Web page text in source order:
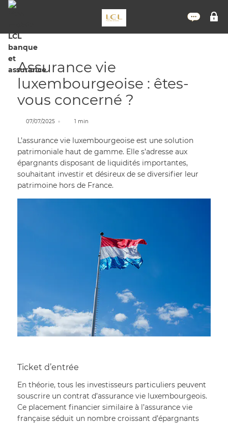
Assurance vie
luxembourgeoise : êtes-
vous concerné ?
07/07/2025 1 min
L’assurance vie luxembourgeoise est une solution
patrimoniale haut de gamme. Elle s’adresse aux
épargnants disposant de liquidités importantes,
souhaitant investir et désireux de se diversifier leur
patrimoine hors de France.
Ticket d’entrée
En théorie, tous les investisseurs particuliers peuvent
souscrire un contrat d’assurance vie luxembourgeois.
Ce placement financier similaire à l’assurance vie
française séduit un nombre croissant d’épargnants